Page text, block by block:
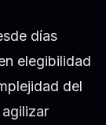
días
elegibilidad
del